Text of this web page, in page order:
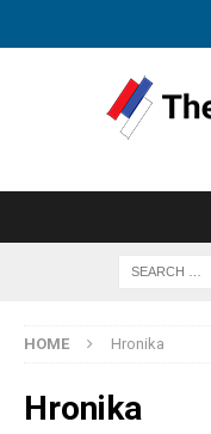
HOME Hronika
Hronika